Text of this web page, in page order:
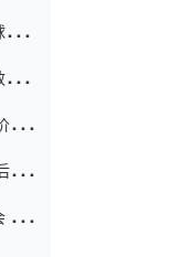
在
球
格
6球
安